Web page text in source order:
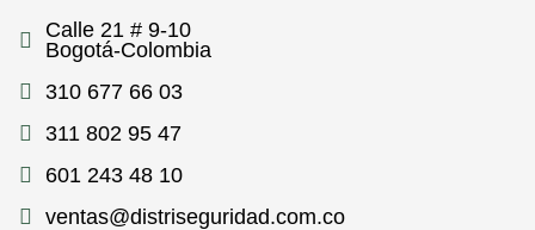
Calle 21 # 9-10
Bogotá-Colombia
310 677 66 03
311 802 95 47
601 243 48 10
ventas@distriseguridad.com.co